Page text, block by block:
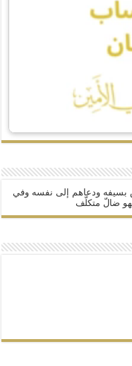
بسيفه ودعاهم إلى نفسه وفي
ضالّ متكلّف